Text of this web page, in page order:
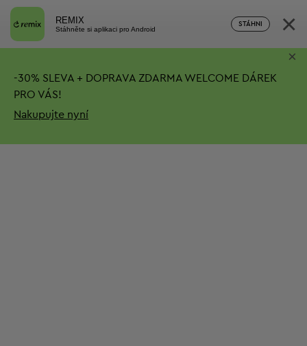
REMIX
Stáhněte si aplikaci pro Android
STÁHNI ×
-30% SLEVA + DOPRAVA ZDARMA WELCOME DÁREK
PRO VÁS!
Nakupujte nyní
×